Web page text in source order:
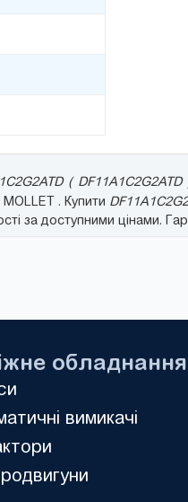
( DF11A1C2G2ATD
MOLLET . Купити
за доступними цінами.
обладнання
вимикачі